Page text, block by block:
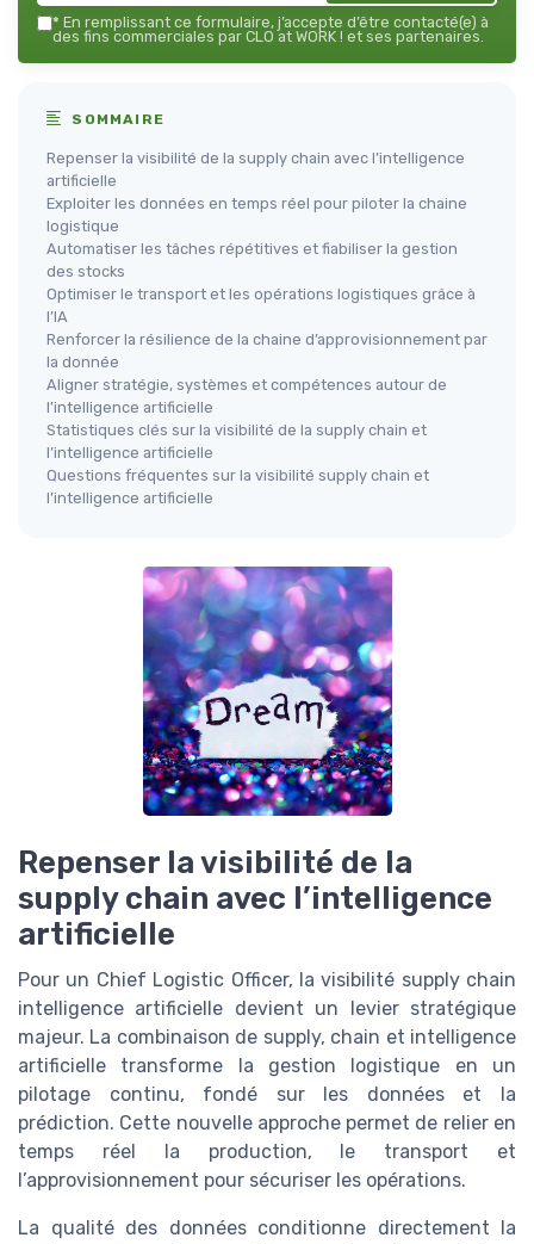
* En remplissant ce formulaire, j’accepte d’être contacté(e) à
des fins commerciales par CLO at WORK ! et ses partenaires.
SOMMAIRE
Repenser la visibilité de la supply chain avec l’intelligence
artificielle
Exploiter les données en temps réel pour piloter la chaine
logistique
Automatiser les tâches répétitives et fiabiliser la gestion
des stocks
Optimiser le transport et les opérations logistiques grâce à
l’IA
Renforcer la résilience de la chaine d’approvisionnement par
la donnée
Aligner stratégie, systèmes et compétences autour de
l’intelligence artificielle
Statistiques clés sur la visibilité de la supply chain et
l’intelligence artificielle
Questions fréquentes sur la visibilité supply chain et
l’intelligence artificielle
Repenser la visibilité de la
supply chain avec l’intelligence
artificielle
Pour un Chief Logistic Officer, la visibilité supply chain
intelligence artificielle devient un levier stratégique
majeur. La combinaison de supply, chain et intelligence
artificielle transforme la gestion logistique en un
pilotage continu, fondé sur les données et la
prédiction. Cette nouvelle approche permet de relier en
temps réel la production, le transport et
l’approvisionnement pour sécuriser les opérations.
La qualité des données conditionne directement la